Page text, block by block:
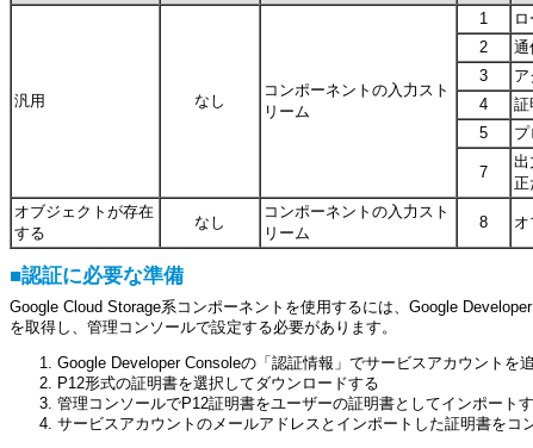
汎用 なし
コンポーネントの入力スト
リーム
1
2
通
3
4
証
5
7
出
正
オブジェクトが存在
する
なし
コンポーネントの入力スト
リーム
8
■認証に必要な準備
Google Cloud Storage系コンポーネントを使用するには、Google
を取得し、管理コンソールで設定する必要があります。
Google Developer Consoleの「認証情報」でサービスアカウントを
P12形式の証明書を選択してダウンロードする
管理コンソールでP12証明書をユーザーの証明書としてインポート
サービスアカウントのメールアドレスとインポートした証明書をコ